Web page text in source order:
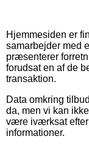
Hjemmesiden er
samarbejder med
præsenterer
forudsat en af de
transaktion.
Data omkring
da, men vi kan
være iværksat efter
informationer.